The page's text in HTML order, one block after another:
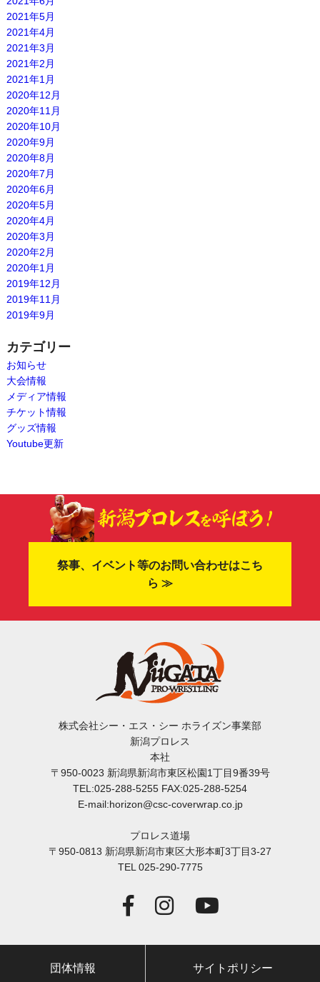
2021年5月
2021年4月
2021年3月
2021年2月
2021年1月
2020年12月
2020年11月
2020年10月
2020年9月
2020年8月
2020年7月
2020年6月
2020年5月
2020年4月
2020年3月
2020年2月
2020年1月
2019年12月
2019年11月
2019年9月
カテゴリー
お知らせ
大会情報
メディア情報
チケット情報
グッズ情報
Youtube更新
祭事、イベント等のお問い合わせはこち
ら ≫
株式会社シー・エス・シー ホライズン事業部
新潟プロレス
本社
〒950-0023 新潟県新潟市東区松園1丁目9番39号
TEL:025-288-5255 FAX:025-288-5254
E-mail:horizon@csc-coverwrap.co.jp
プロレス道場
〒950-0813 新潟県新潟市東区大形本町3丁目3-27
TEL 025-290-7775
団体情報 サイトポリシー